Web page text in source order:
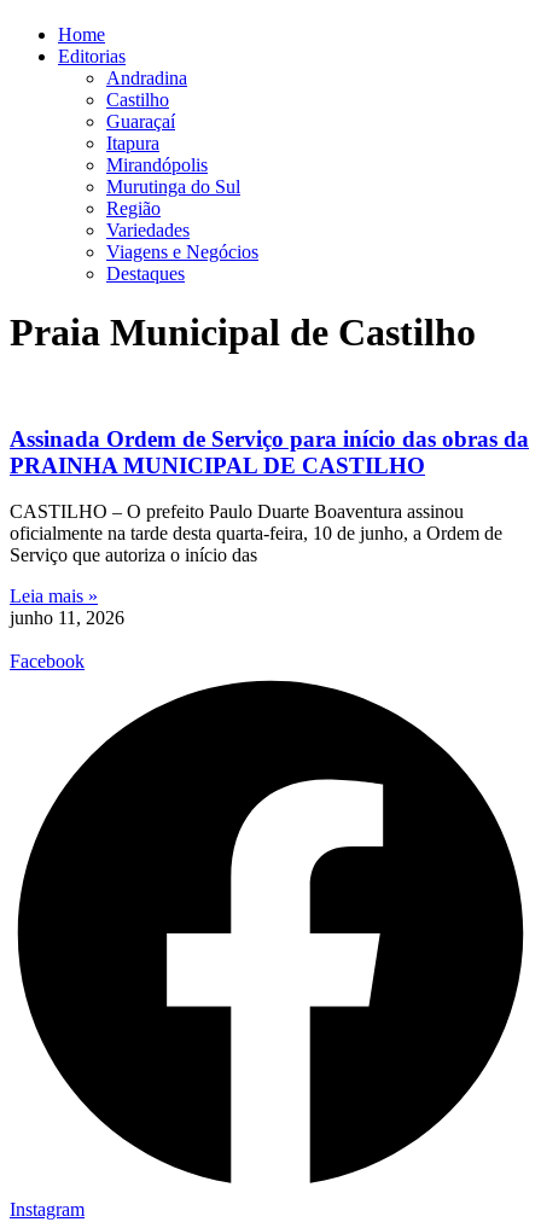
Home
Editorias
Andradina
Castilho
Guaraçaí
Itapura
Mirandópolis
Murutinga do Sul
Região
Variedades
Viagens e Negócios
Destaques
Praia Municipal de Castilho
Assinada Ordem de Serviço para início das obras da
PRAINHA MUNICIPAL DE CASTILHO
CASTILHO – O prefeito Paulo Duarte Boaventura assinou
oficialmente na tarde desta quarta-feira, 10 de junho, a Ordem de
Serviço que autoriza o início das
Leia mais »
junho 11, 2026
Facebook
Instagram